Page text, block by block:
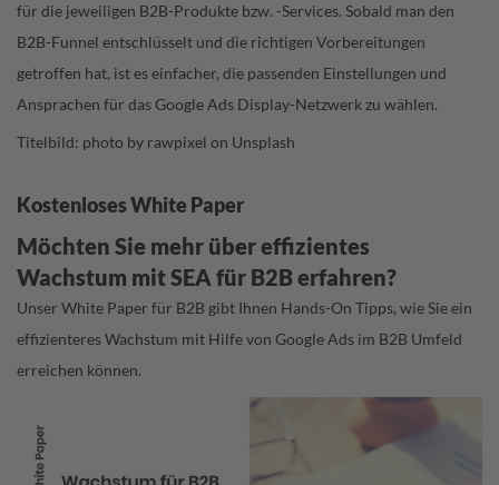
für die jeweiligen B2B-Produkte bzw. -Services. Sobald man den
B2B-Funnel entschlüsselt und die richtigen Vorbereitungen
getroffen hat, ist es einfacher, die passenden Einstellungen und
Ansprachen für das Google Ads Display-Netzwerk zu wählen.
Titelbild: photo by rawpixel on Unsplash
Kostenloses White Paper
Möchten Sie mehr über effizientes
Wachstum mit SEA für B2B erfahren?
Unser White Paper für B2B gibt Ihnen Hands-On Tipps, wie Sie ein
effizienteres Wachstum mit Hilfe von Google Ads im B2B Umfeld
erreichen können.